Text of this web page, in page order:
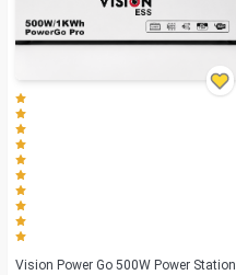
Vision Power Go 500W Power Station